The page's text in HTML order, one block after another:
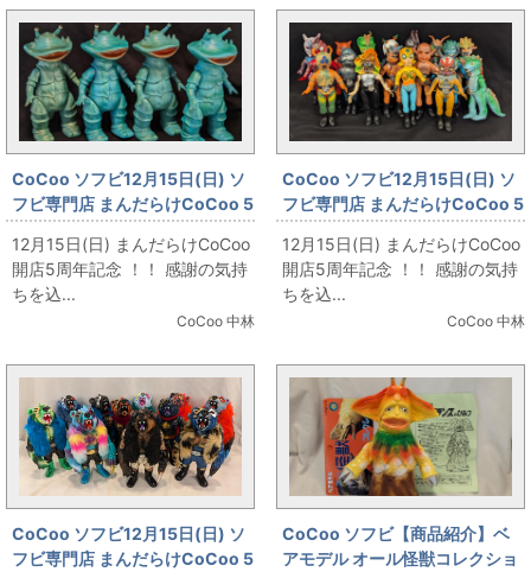
CoCoo ソフビ12月15日(日) ソ
フビ専門店 まんだらけCoCoo 5
周年記念 「マルサン カネゴン 1
期 集合！」
12月15日(日) まんだらけCoCoo
開店5周年記念 ！！ 感謝の気持
ちを込...
CoCoo 中林
CoCoo ソフビ12月15日(日) ソ
フビ専門店 まんだらけCoCoo 5
周年記念 「バンダイ スタンダー
ド ショッカー怪人大集合！」
12月15日(日) まんだらけCoCoo
開店5周年記念 ！！ 感謝の気持
ちを込...
CoCoo 中林
CoCoo ソフビ12月15日(日) ソ
フビ専門店 まんだらけCoCoo 5
CoCoo ソフビ【商品紹介】ベ
アモデル オール怪獣コレクショ